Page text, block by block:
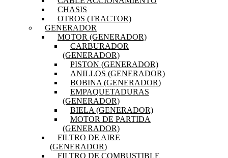
CHASIS
OTROS (TRACTOR)
GENERADOR
MOTOR (GENERADOR)
CARBURADOR
(GENERADOR)
PISTON (GENERADOR)
ANILLOS (GENERADOR)
BOBINA (GENERADOR)
EMPAQUETADURAS
(GENERADOR)
BIELA (GENERADOR)
MOTOR DE PARTIDA
(GENERADOR)
FILTRO DE AIRE
(GENERADOR)
FILTRO DE COMBUSTIBLE